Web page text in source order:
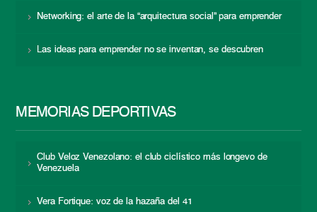
Networking: el arte de la “arquitectura social” para emprender
Las ideas para emprender no se inventan, se descubren
MEMORIAS DEPORTIVAS
Club Veloz Venezolano: el club ciclístico más longevo de
Venezuela
Vera Fortique: voz de la hazaña del 41